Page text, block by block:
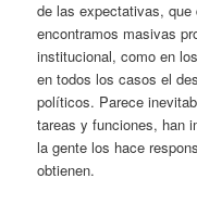
de las expectativas,
encontramos masivas
institucional, como en
en todos los casos el
políticos. Parece
tareas y funciones, han
la gente los hace
obtienen.